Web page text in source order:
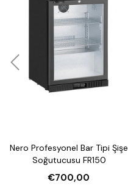
Nero Profesyonel Bar Tipi Şişe
Soğutucusu FR150
€700,00